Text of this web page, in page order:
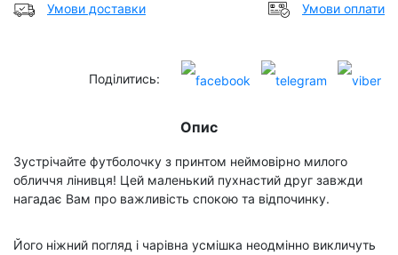
Умови доставки Умови оплати
Поділитись:
Опис
Зустрічайте футболочку з принтом неймовірно милого
обличчя лінивця! Цей маленький пухнастий друг завжди
нагадає Вам про важливість спокою та відпочинку.
Його ніжний погляд і чарівна усмішка неодмінно викличуть